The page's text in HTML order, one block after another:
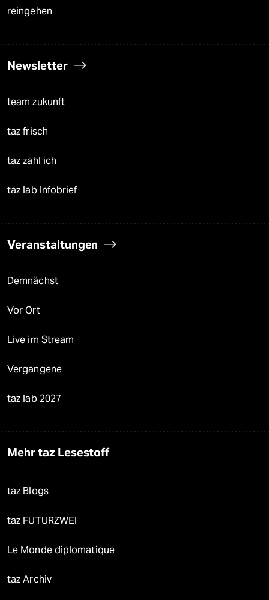
reingehen
Newsletter
team zukunft
taz frisch
taz zahl ich
taz lab Infobrief
Veranstaltungen
Demnächst
Vor Ort
Live im Stream
Vergangene
taz lab 2027
Mehr taz Lesestoff
taz Blogs
taz FUTURZWEI
Le Monde diplomatique
taz Archiv